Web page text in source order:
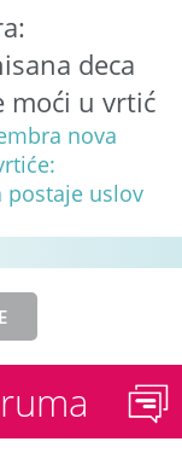
deca
moći u vrtić
nova
postaje uslov